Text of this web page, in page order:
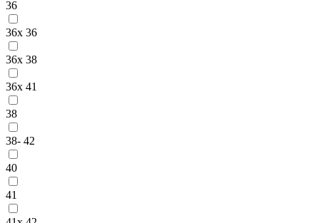
36
36x 36
36x 38
36x 41
38
38- 42
40
41